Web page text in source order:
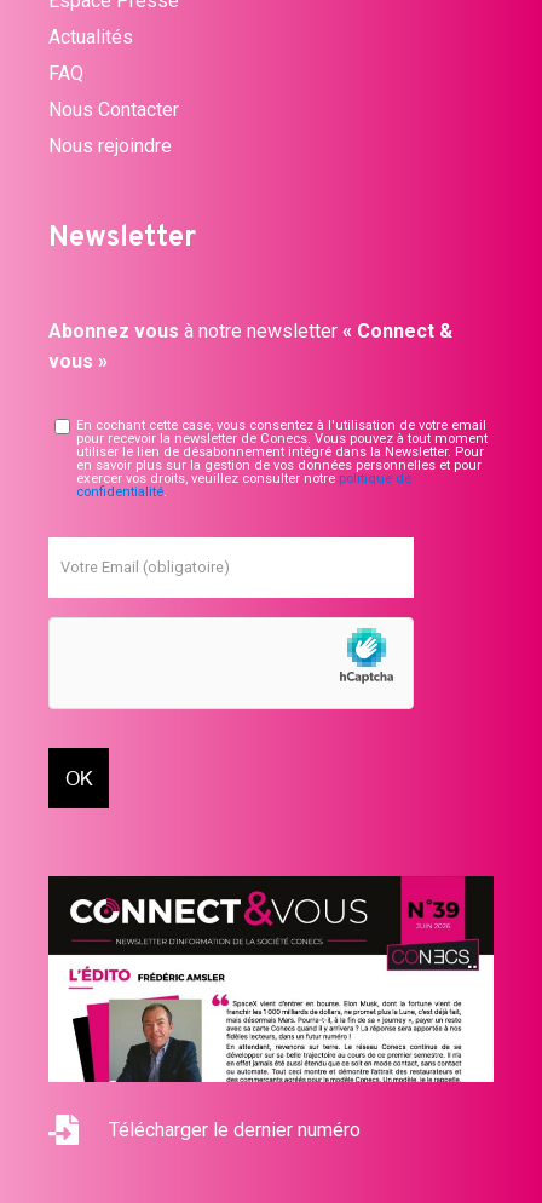
Actualités
FAQ
Nous Contacter
Nous rejoindre
Newsletter
Abonnez vous à notre newsletter « Connect &
vous »
En cochant cette case, vous consentez à l'utilisation de votre email
pour recevoir la newsletter de Conecs. Vous pouvez à tout moment
utiliser le lien de désabonnement intégré dans la Newsletter. Pour
en savoir plus sur la gestion de vos données personnelles et pour
exercer vos droits, veuillez consulter notre politique de
confidentialité.
Votre Email (obligatoire)
Télécharger le dernier numéro